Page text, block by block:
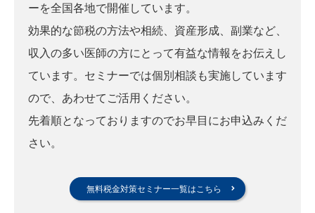
ーを全国各地で開催しています。
効果的な節税の方法や相続、資産形成、副業など、
収入の多い医師の方にとって有益な情報をお伝えし
ています。セミナーでは個別相談も実施しています
ので、あわせてご活用ください。
先着順となっておりますのでお早目にお申込みくだ
さい。
無料税金対策セミナー一覧はこちら